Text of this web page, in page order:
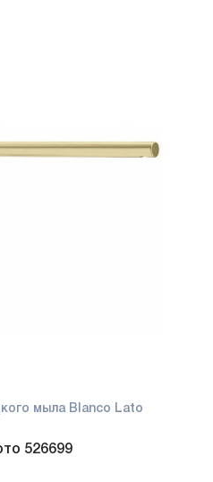
мыла Blanco Lato
526699